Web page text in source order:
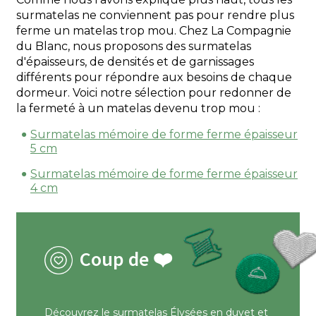
surmatelas ne conviennent pas pour rendre plus
ferme un matelas trop mou. Chez La Compagnie
du Blanc, nous proposons des surmatelas
d'épaisseurs, de densités et de garnissages
différents pour répondre aux besoins de chaque
dormeur. Voici notre sélection pour redonner de
la fermeté à un matelas devenu trop mou :
Surmatelas mémoire de forme ferme épaisseur
5 cm
Surmatelas mémoire de forme ferme épaisseur
4 cm
Coup de ❤️
Découvrez le surmatelas Élysées en duvet et